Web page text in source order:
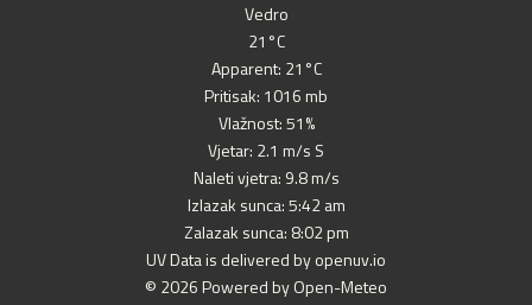
Vedro
21°C
Apparent: 21°C
Pritisak: 1016 mb
Vlažnost: 51%
Vjetar: 2.1 m/s S
Naleti vjetra: 9.8 m/s
Izlazak sunca: 5:42 am
Zalazak sunca: 8:02 pm
UV Data is delivered by openuv.io
© 2026 Powered by Open-Meteo